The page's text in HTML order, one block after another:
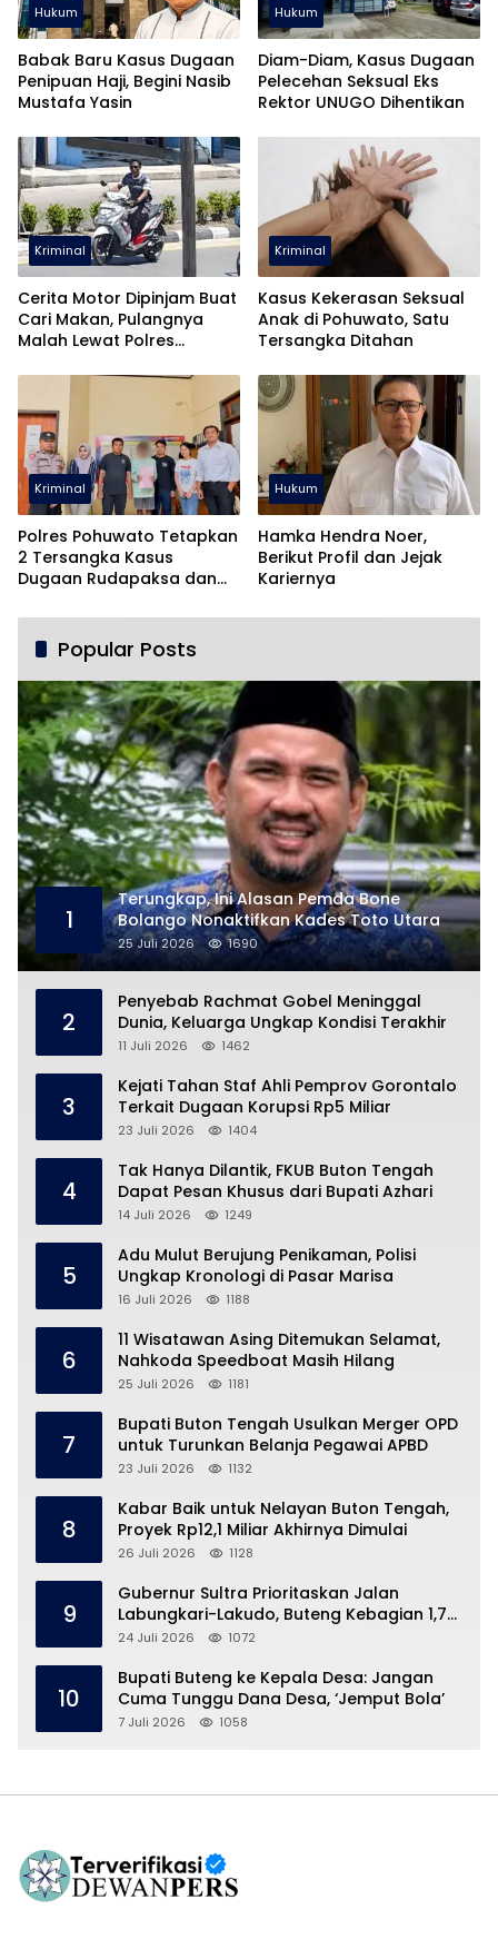
Hukum
Babak Baru Kasus Dugaan
Penipuan Haji, Begini Nasib
Mustafa Yasin
Hukum
Diam-Diam, Kasus Dugaan
Pelecehan Seksual Eks
Rektor UNUGO Dihentikan
Kriminal
Cerita Motor Dipinjam Buat
Cari Makan, Pulangnya
Malah Lewat Polres
Kriminal
Kasus Kekerasan Seksual
Anak di Pohuwato, Satu
Tersangka Ditahan
Kriminal
Polres Pohuwato Tetapkan
2 Tersangka Kasus
Dugaan Rudapaksa dan
Hukum
Hamka Hendra Noer,
Berikut Profil dan Jejak
Kariernya
Popular Posts
1
Terungkap, Ini Alasan Pemda Bone
Bolango Nonaktifkan Kades Toto Utara
25 Juli 2026 1690
2
Penyebab Rachmat Gobel Meninggal
Dunia, Keluarga Ungkap Kondisi Terakhir
11 Juli 2026 1462
3
Kejati Tahan Staf Ahli Pemprov Gorontalo
Terkait Dugaan Korupsi Rp5 Miliar
23 Juli 2026 1404
4
Tak Hanya Dilantik, FKUB Buton Tengah
Dapat Pesan Khusus dari Bupati Azhari
14 Juli 2026 1249
5
Adu Mulut Berujung Penikaman, Polisi
Ungkap Kronologi di Pasar Marisa
16 Juli 2026 1188
6
11 Wisatawan Asing Ditemukan Selamat,
Nahkoda Speedboat Masih Hilang
25 Juli 2026 1181
7
Bupati Buton Tengah Usulkan Merger OPD
untuk Turunkan Belanja Pegawai APBD
23 Juli 2026 1132
8
Kabar Baik untuk Nelayan Buton Tengah,
Proyek Rp12,1 Miliar Akhirnya Dimulai
26 Juli 2026 1128
9
Gubernur Sultra Prioritaskan Jalan
Labungkari-Lakudo, Buteng Kebagian 1,7
Km
24 Juli 2026 1072
10
Bupati Buteng ke Kepala Desa: Jangan
Cuma Tunggu Dana Desa, ‘Jemput Bola’
7 Juli 2026 1058